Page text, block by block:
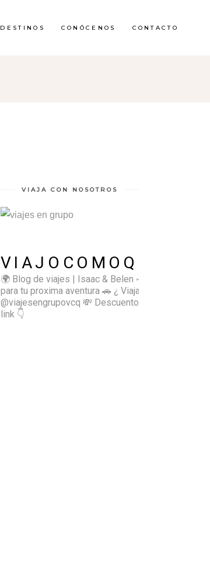
DESTINOS CONÓCENOS CONTACTO
VIAJA CON NOSOTROS
VIAJOCOMOQUIERO
🌍 Blog de viajes | Isaac & Belen ✈️ Inspírate
para tu proxima aventura 🚗 ¿ Viajas sol@? 👉🏻
@viajesengrupovcq 💸 Descuentos y tips en el
link 👇